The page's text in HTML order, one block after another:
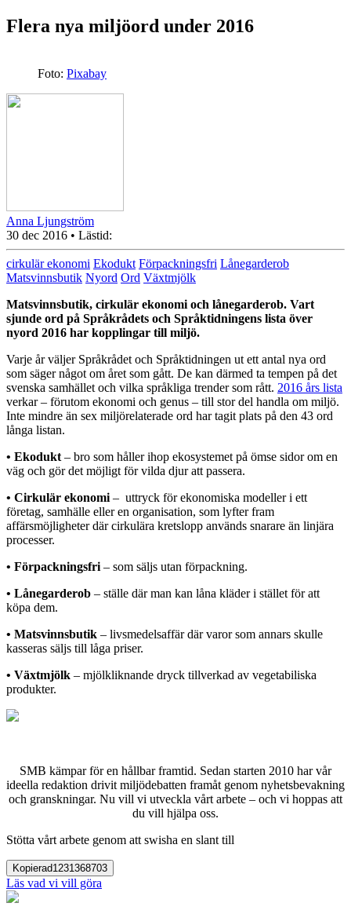
Flera nya miljöord under 2016
Foto: Pixabay
Anna Ljungström
30 dec 2016 • Lästid:
cirkulär ekonomi Ekodukt Förpackningsfri Lånegarderob
Matsvinnsbutik Nyord Ord Växtmjölk
Matsvinnsbutik, cirkulär ekonomi och lånegarderob. Vart
sjunde ord på Språkrådets och Språktidningens lista över
nyord 2016 har kopplingar till miljö.
Varje år väljer Språkrådet och Språktidningen ut ett antal nya ord
som säger något om året som gått. De kan därmed ta tempen på det
svenska samhället och vilka språkliga trender som rått. 2016 års lista
verkar – förutom ekonomi och genus – till stor del handla om miljö.
Inte mindre än sex miljörelaterade ord har tagit plats på den 43 ord
långa listan.
• Ekodukt – bro som håller ihop ekosystemet på ömse sidor om en
väg och gör det möjligt för vilda djur att passera.
• Cirkulär ekonomi – uttryck för ekonomiska modeller i ett
företag, samhälle eller en organisation, som lyfter fram
affärsmöjligheter där cirkulära kretslopp används snarare än linjära
processer.
• Förpackningsfri – som säljs utan förpackning.
• Lånegarderob – ställe där man kan låna kläder i stället för att
köpa dem.
• Matsvinnsbutik – livsmedelsaffär där varor som annars skulle
kasseras säljs till låga priser.
• Växtmjölk – mjölkliknande dryck tillverkad av vegetabiliska
produkter.
SMB kämpar för en hållbar framtid. Sedan starten 2010 har vår
ideella redaktion drivit miljödebatten framåt genom nyhetsbevakning
och granskningar. Nu vill vi utveckla vårt arbete – och vi hoppas att
du vill hjälpa oss.
Stötta vårt arbete genom att swisha en slant till
Kopierad1231368703
Läs vad vi vill göra